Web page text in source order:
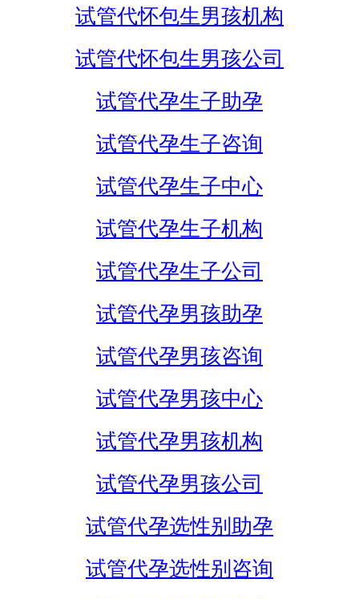
试管代怀包生男孩机构
试管代怀包生男孩公司
试管代孕生子助孕
试管代孕生子咨询
试管代孕生子中心
试管代孕生子机构
试管代孕生子公司
试管代孕男孩助孕
试管代孕男孩咨询
试管代孕男孩中心
试管代孕男孩机构
试管代孕男孩公司
试管代孕选性别助孕
试管代孕选性别咨询